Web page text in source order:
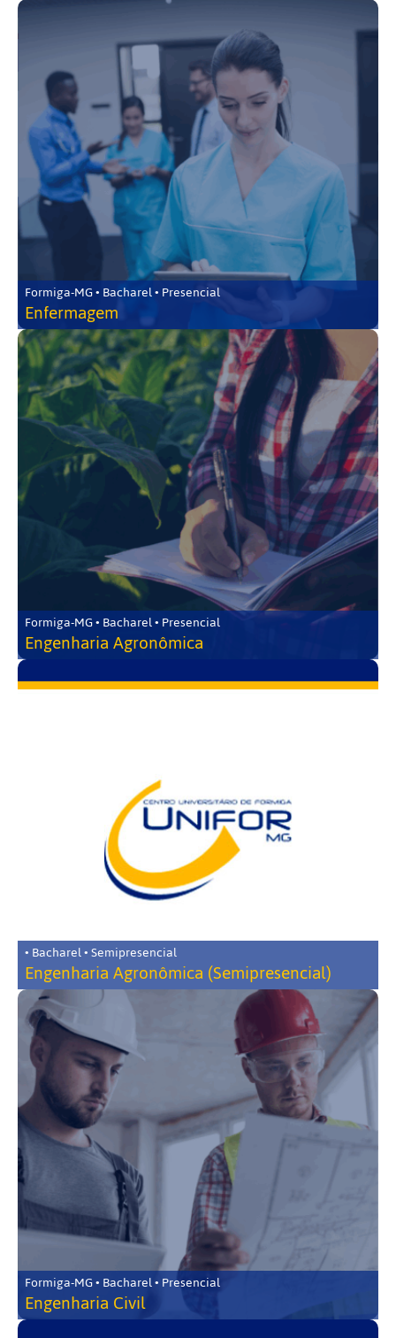
Formiga-MG • Bacharel • Presencial
Enfermagem
Formiga-MG • Bacharel • Presencial
Engenharia Agronômica
• Bacharel • Semipresencial
Engenharia Agronômica (Semipresencial)
Formiga-MG • Bacharel • Presencial
Engenharia Civil